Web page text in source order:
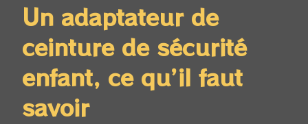
Un adaptateur de
ceinture de sécurité
enfant, ce qu’il faut
savoir